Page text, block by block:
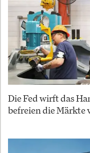
Die Fed wirft das
befreien die Märkte